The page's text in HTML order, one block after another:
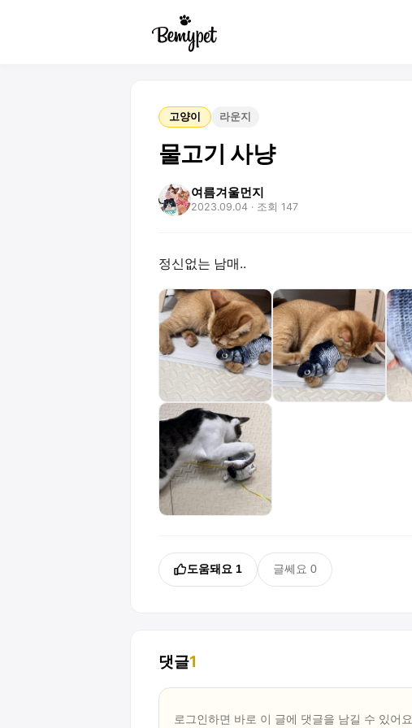
고양이 라운지
물고기 사냥
여름겨울먼지
2023.09.04 · 조회 147
정신없는 남매..
도움돼요 1 글쎄요 0
댓글1
로그인하면 바로 이 글에 댓글을 남길 수 있어요